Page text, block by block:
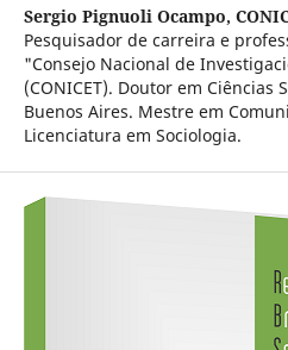
Sergio Pignuoli Ocampo,
Pesquisador de carreira e
"Consejo Nacional de
(CONICET). Doutor em Ciências
Buenos Aires. Mestre em
Licenciatura em Sociologia.